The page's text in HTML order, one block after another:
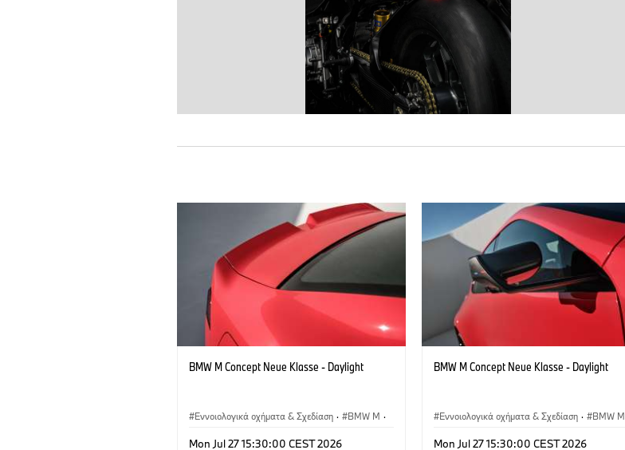
BMW M Concept Neue Klasse - Daylight
Εννοιολογικά οχήματα & Σχεδίαση · BMW M ·
Mon Jul 27 15:30:00 CEST 2026
BMW M Concept Neue Klasse - Daylight
Εννοιολογικά οχήματα & Σχεδίαση · BMW M
Mon Jul 27 15:30:00 CEST 2026